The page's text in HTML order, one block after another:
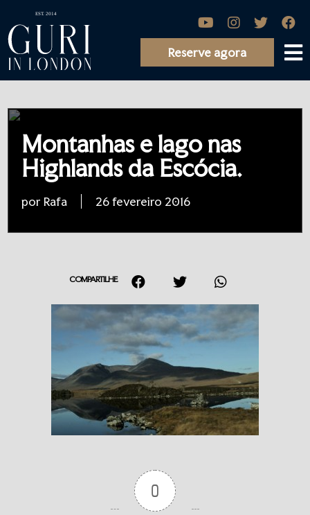
Reserve agora
Montanhas e lago nas
Highlands da Escócia.
por Rafa 26 fevereiro 2016
COMPARTILHE
0